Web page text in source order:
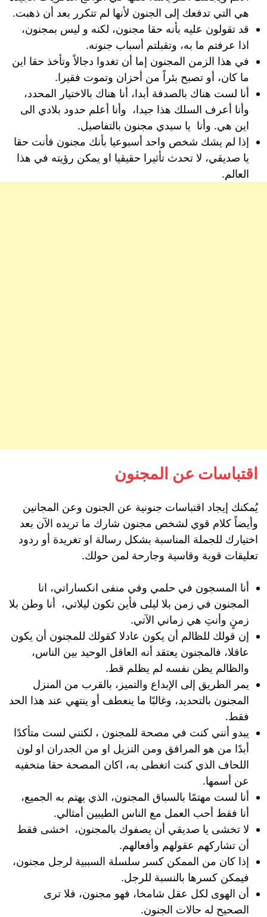
هي التي تدفعك إلى الجنون لأنها لم تتكرر بعد أن ذهبت.
قد تقولون عليه بأنه حقا مجنون، لكنه و ليس بمجنون،
اذا عرفتم ما به، وتقبلتم أسباب جنونه.
في هذا الزمن المجنون إما أن تغدوا دجالاً وتأخذ حقا اين
ما كان، أو تصبح بئراً من أحزان وتموت فقيرا.
أنا لست هناك بالصدفة أبدا، أنا هناك بالاختيار المحدد،
وأنا أعرف السلك هذا جيدا، وأنا أعلم حدود بلادي الى
اين هي. وأنا يا سيدي مجنون بالتفاصيل.
إذا لم يشك شخص واحد أسبوعيا بأنك مجنون فأنت حقا
يا صديقي، لا تحدث تأثيرا حقيقيا او يمكن رؤيته في هذا
العالم.
اقتباسات عن المجنون
يُمكنك إيجاد اقتباسات جنونية عن الجنون وعن المجانين
وأيضاً كلام قوي لشخص مجنون شارك ما تريده الآن بعد
اختيارك للجملة المناسبة بشكل رسالة او تغريدة أو ردود
تعليقات قوية وقاسية وجارحة لمن حولك.
أنا المسجون في حلمي وفي منفى انكساراتي، انا
المجنون في زمن بلا ليلى فأين تكون ليلاتي، أنا وطن بلا
زمنٍ وأنتِ هي زماني الآتي.
إن قولك للظالم أن يكون عادلا كقولك للمجنون أن يكون
عاقلا، فالمجنون يعتقد أنه العاقل الوحيد بين الناس،
والظالم يظن نفسه لم يظلم قط.
يمر الطريق إلى الإبداع والتميز، بالقرب من المنزل
المجنون بالتحديد، وغالبًا ما ينعطف أو ينتهي عند هذا الحد
فقط.
يبدو أنني كنت في مصحة للمجنون ، لكنني لست متأكدًا
أبدًا من هو المرافق ومن النزيل او من الجدران او لون
اللحاف الذي كنت اتغطى به، اكان المصحة حقا متخفيه
عن أسمها.
أنا لست مهتمًا بالسباق المجنون، الذي يهتم به الجميع،
أنا فقط أحب العمل مع الناس الطيبين أمثالي.
لا تخشى يا صديقي أن يصفوك بالمجنون، اخشى فقط
أن تشاركهم عقولهم وأفعالهم.
إذا كان من الممكن كسر سلسلة السببية لرجل مجنون،
فيمكن كسرها بالنسبة للرجل.
أن الهوى لكل عقل شامخا، فهو مجنون، فلا ترى
الصحيح له حالات الجنون.